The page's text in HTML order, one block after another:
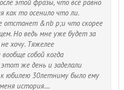
этой фразы, что всё равно
как то осенило что ли.
отстанет &nb p;и что скорее
Но ведь мне уже будет за
хочу. Тяжелее
собой когда
этот же день и заделали
юбилею 30летниму было ему
история....